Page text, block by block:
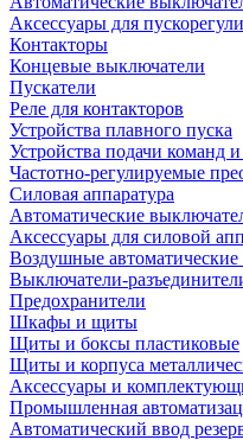
Аксессуары для
Контакторы
Концевые выключатели
Пускатели
Реле для контакторов
Устройства плавного пуска
Устройства подачи команд
Частотно-регулируемые
Силовая аппаратура
Автоматические
Аксессуары для силовой
Воздушные
Выключатели-
Предохранители
Шкафы и щиты
Щиты и боксы пластиковые
Щиты и корпуса
Аксессуары и
Промышленная
Автоматический ввод